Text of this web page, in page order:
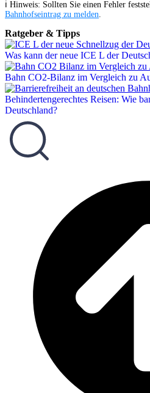
ℹ️ Hinweis: Sollten Sie einen Fehler
Bahnhofseintrag zu melden
Ratgeber & Tipps
Was kann der neue ICE L der
Bahn CO2-Bilanz im Vergleich zu
Behindertengerechtes Reisen: Wie
Deutschland?